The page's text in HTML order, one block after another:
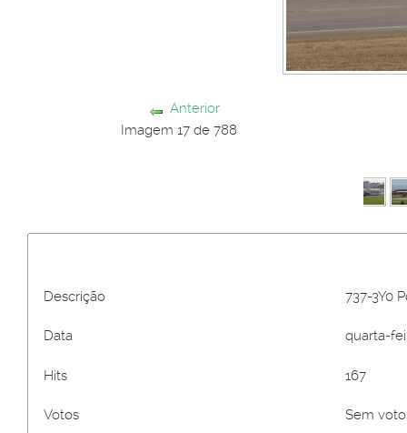
Anterior
Imagem 17 de 788
Descrição 737-3Y0
Data quarta-
Hits 167
Votos Sem